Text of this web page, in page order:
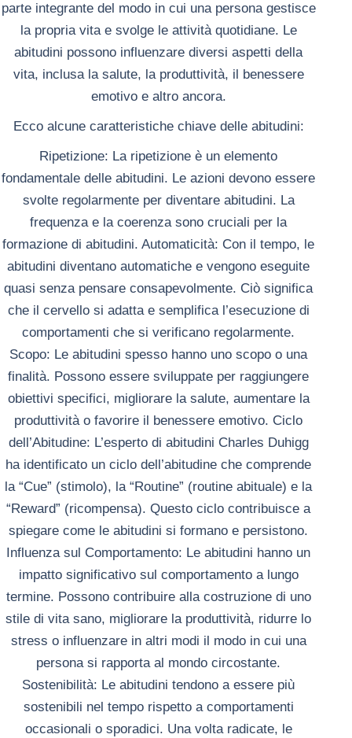
parte integrante del modo in cui una persona gestisce
la propria vita e svolge le attività quotidiane. Le
abitudini possono influenzare diversi aspetti della
vita, inclusa la salute, la produttività, il benessere
emotivo e altro ancora.
Ecco alcune caratteristiche chiave delle abitudini:
Ripetizione: La ripetizione è un elemento
fondamentale delle abitudini. Le azioni devono essere
svolte regolarmente per diventare abitudini. La
frequenza e la coerenza sono cruciali per la
formazione di abitudini. Automaticità: Con il tempo, le
abitudini diventano automatiche e vengono eseguite
quasi senza pensare consapevolmente. Ciò significa
che il cervello si adatta e semplifica l’esecuzione di
comportamenti che si verificano regolarmente.
Scopo: Le abitudini spesso hanno uno scopo o una
finalità. Possono essere sviluppate per raggiungere
obiettivi specifici, migliorare la salute, aumentare la
produttività o favorire il benessere emotivo. Ciclo
dell’Abitudine: L’esperto di abitudini Charles Duhigg
ha identificato un ciclo dell’abitudine che comprende
la “Cue” (stimolo), la “Routine” (routine abituale) e la
“Reward” (ricompensa). Questo ciclo contribuisce a
spiegare come le abitudini si formano e persistono.
Influenza sul Comportamento: Le abitudini hanno un
impatto significativo sul comportamento a lungo
termine. Possono contribuire alla costruzione di uno
stile di vita sano, migliorare la produttività, ridurre lo
stress o influenzare in altri modi il modo in cui una
persona si rapporta al mondo circostante.
Sostenibilità: Le abitudini tendono a essere più
sostenibili nel tempo rispetto a comportamenti
occasionali o sporadici. Una volta radicate, le